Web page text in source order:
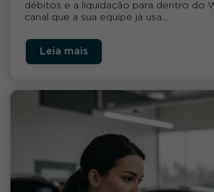
débitos e a liquidação para dentro do
canal que a sua equipe já usa…
Leia mais